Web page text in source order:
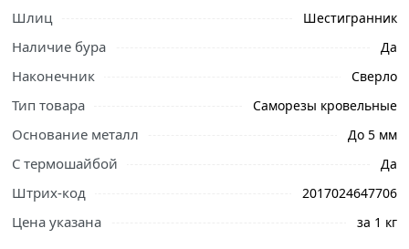
Саморезы для кровли оцинкованные 38х6.3 металл-
металл применяются при кровельных работах где
металлическая, а также при установке заборов, оград,
боксов из листового металла.
EPDM прокладка кровельного самореза защищает от
попадания воды и влаги, высокоустойчива к
солнечным лучам, температурным циклам, дождю,
снегу, холоду.
Шлиц Шестигранник
Наличие бура Да
Наконечник Сверло
Тип товара Саморезы кровельные
Основание металл До 5 мм
С термошайбой Да
Штрих-код 2017024647706
Цена указана за 1 кг